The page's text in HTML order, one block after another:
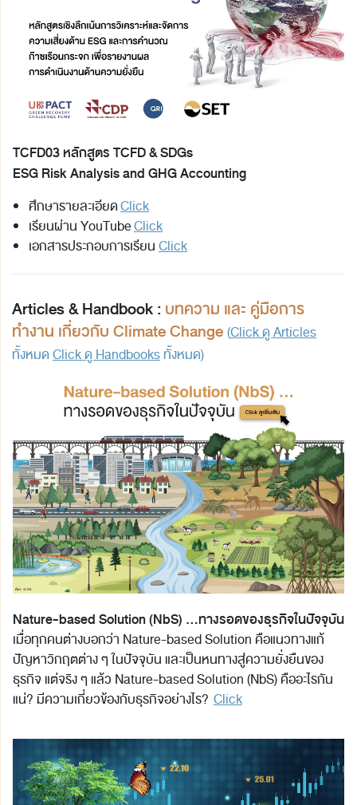
TCFD03 หลักสูตร TCFD & SDGs
ESG Risk Analysis and GHG Accounting
ศึกษารายละเอียดClick
เรียนผ่าน YouTubeClick
เอกสารประกอบการเรียนClick
Articles & Handbook: บทความ และ คู่มือการ
ทำงาน เกี่ยวกับClimate Change(Click ดู Articles
ทั้งหมดClick ดู Handbooksทั้งหมด)
Nature-based Solution (NbS) …ทางรอดของธุรกิจในปัจจุบัน
เมื่อทุกคนต่างบอกว่า Nature-based Solution คือแนวทางแก้
ปัญหาวิกฤตต่าง ๆ ในปัจจุบัน และเป็นหนทางสู่ความยั่งยืนของ
ธุรกิจ แต่จริง ๆ แล้ว Nature-based Solution (NbS) คืออะไรกัน
แน่? มีความเกี่ยวข้องกับธุรกิจอย่างไร? Click